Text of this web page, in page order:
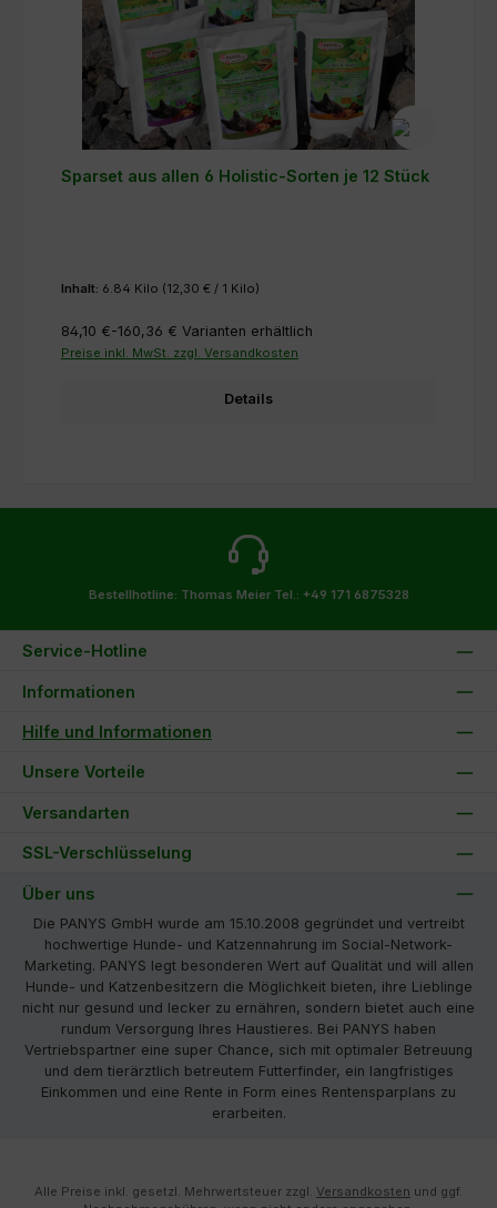
Sparset aus allen 6 Holistic-Sorten je 12 Stück
Inhalt: 6.84 Kilo (12,30 € / 1 Kilo)
84,10 €-160,36 € Varianten erhältlich
Preise inkl. MwSt. zzgl. Versandkosten
Details
Bestellhotline: Thomas Meier Tel.: +49 171 6875328
Service-Hotline
Informationen
Hilfe und Informationen
Unsere Vorteile
Versandarten
SSL-Verschlüsselung
Über uns
Die PANYS GmbH wurde am 15.10.2008 gegründet und vertreibt
hochwertige Hunde- und Katzennahrung im Social-Network-
Marketing. PANYS legt besonderen Wert auf Qualität und will allen
Hunde- und Katzenbesitzern die Möglichkeit bieten, ihre Lieblinge
nicht nur gesund und lecker zu ernähren, sondern bietet auch eine
rundum Versorgung Ihres Haustieres. Bei PANYS haben
Vertriebspartner eine super Chance, sich mit optimaler Betreuung
und dem tierärztlich betreutem Futterfinder, ein langfristiges
Einkommen und eine Rente in Form eines Rentensparplans zu
erarbeiten.
Alle Preise inkl. gesetzl. Mehrwertsteuer zzgl. Versandkosten und ggf.